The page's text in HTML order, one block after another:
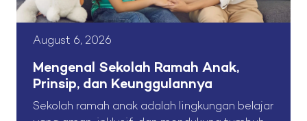
August 6, 2026
Mengenal Sekolah Ramah Anak,
Prinsip, dan Keunggulannya
Sekolah ramah anak adalah lingkungan belajar